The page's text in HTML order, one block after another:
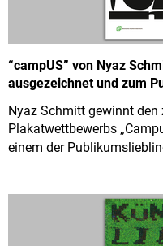
“campUS” von Nyaz
ausgezeichnet und zum
Nyaz Schmitt gewinnt den
Plakatwettbewerbs
einem der